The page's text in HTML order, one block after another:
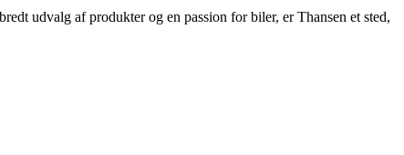
udvalg af produkter og en passion for biler, er Thansen et sted,